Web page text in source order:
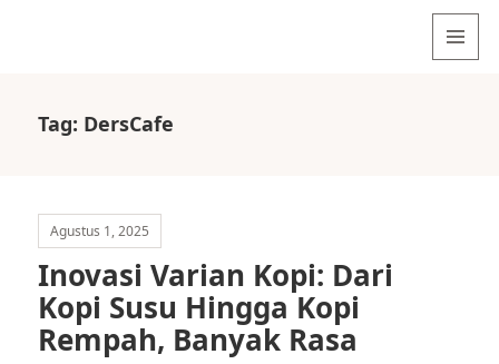
Tag: DersCafe
Agustus 1, 2025
Inovasi Varian Kopi: Dari
Kopi Susu Hingga Kopi
Rempah, Banyak Rasa